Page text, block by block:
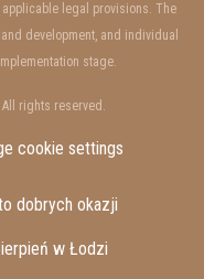
applicable legal provisions. The
development, and individual
stage.
All rights reserved.
cookie settings
dobrych okazji
w Łodzi